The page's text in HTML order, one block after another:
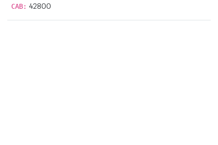
CAB: 42800